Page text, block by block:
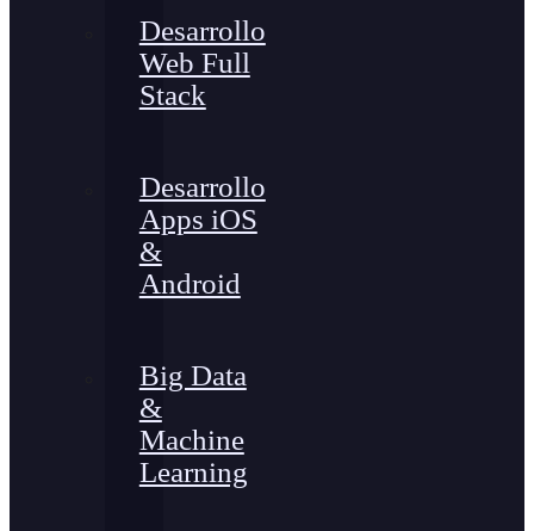
Desarrollo
Web Full
Stack
Desarrollo
Apps iOS
&
Android
Big Data
&
Machine
Learning